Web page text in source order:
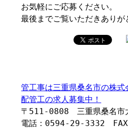
お気軽にご応募ください。
最後までご覧いただきありが
管工事は三重県桑名市の株式
配管工の求人募集中！
〒511-0808 三重県桑名市
電話：0594-29-3332